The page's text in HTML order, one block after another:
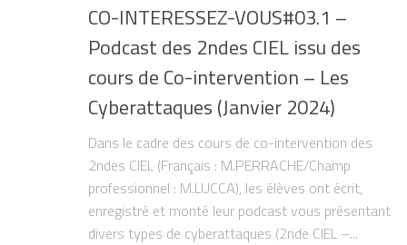
CO-INTERESSEZ-VOUS#03.1 –
Podcast des 2ndes CIEL issu des
cours de Co-intervention – Les
Cyberattaques (Janvier 2024)
Dans le cadre des cours de co-intervention des
2ndes CIEL (Français : M.PERRACHE/Champ
professionnel : M.LUCCA), les élèves ont écrit,
enregistré et monté leur podcast vous présentant
divers types de cyberattaques (2nde CIEL –...